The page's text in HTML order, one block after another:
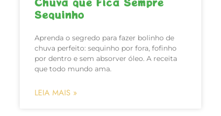
Sequinho
Aprenda o segredo para fazer bolinho de
chuva perfeito: sequinho por fora, fofinho
por dentro e sem absorver óleo. A receita
que todo mundo ama.
LEIA MAIS »